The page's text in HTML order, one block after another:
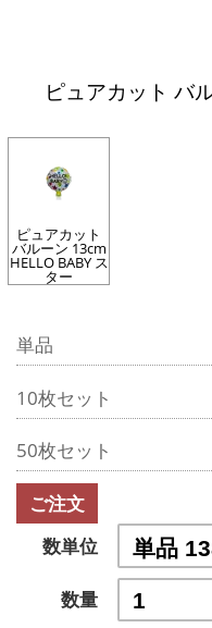
ピュアカット バ
ピュアカット
バルーン 13cm
HELLO BABY ス
ター
単品
10枚セット
50枚セット
ご注文
数単位
数量